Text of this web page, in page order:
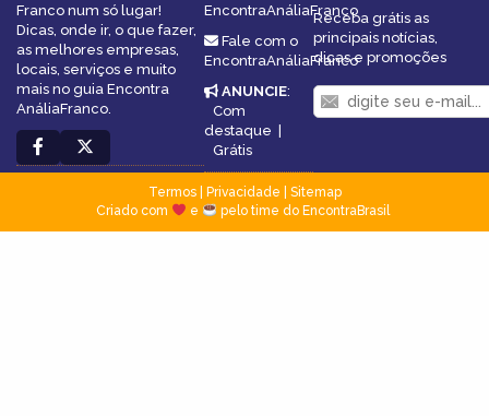
Franco num só lugar!
Dicas, onde ir, o que fazer,
as melhores empresas,
locais, serviços e muito
mais no guia Encontra
AnáliaFranco.
EncontraAnáliaFranco
Fale com o
EncontraAnáliaFranco
ANUNCIE:
Com
destaque |
Grátis
Receba grátis as
principais notícias,
dicas e promoções
Termos| Privacidade
Sitemap
Criado com
e pelo time do EncontraBrasil